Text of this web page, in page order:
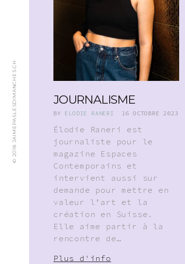
© 2018 JAIMEPASLESDIMANCHES.CH JOURNALISME
BY ELODIE RANERI 16 OCTOBRE 2023
Élodie Raneri est
journaliste pour le
magazine Espaces
Contemporains et
intervient aussi sur
demande pour mettre en
valeur l’art et la
création en Suisse.
Elle aime partir à la
rencontre de…
Plus d'info